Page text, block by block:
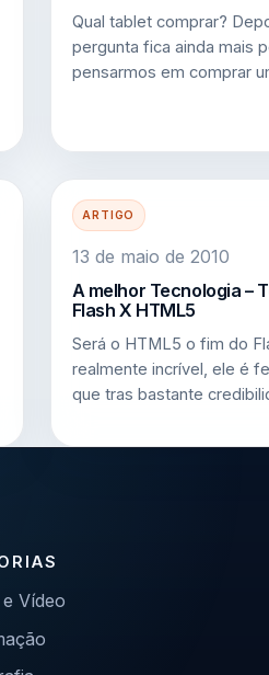
Qual tablet comprar?
pergunta fica ainda mais
pensarmos em comprar
ARTIGO
13 de maio de 2010
A melhor Tecnologia –
Flash X HTML5
Será o HTML5 o fim do
realmente incrível, ele é
que tras bastante
Vídeo